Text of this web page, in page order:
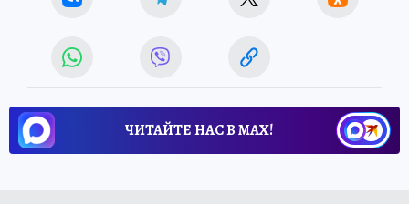
ЧИТАЙТЕ НАС В МАХ!